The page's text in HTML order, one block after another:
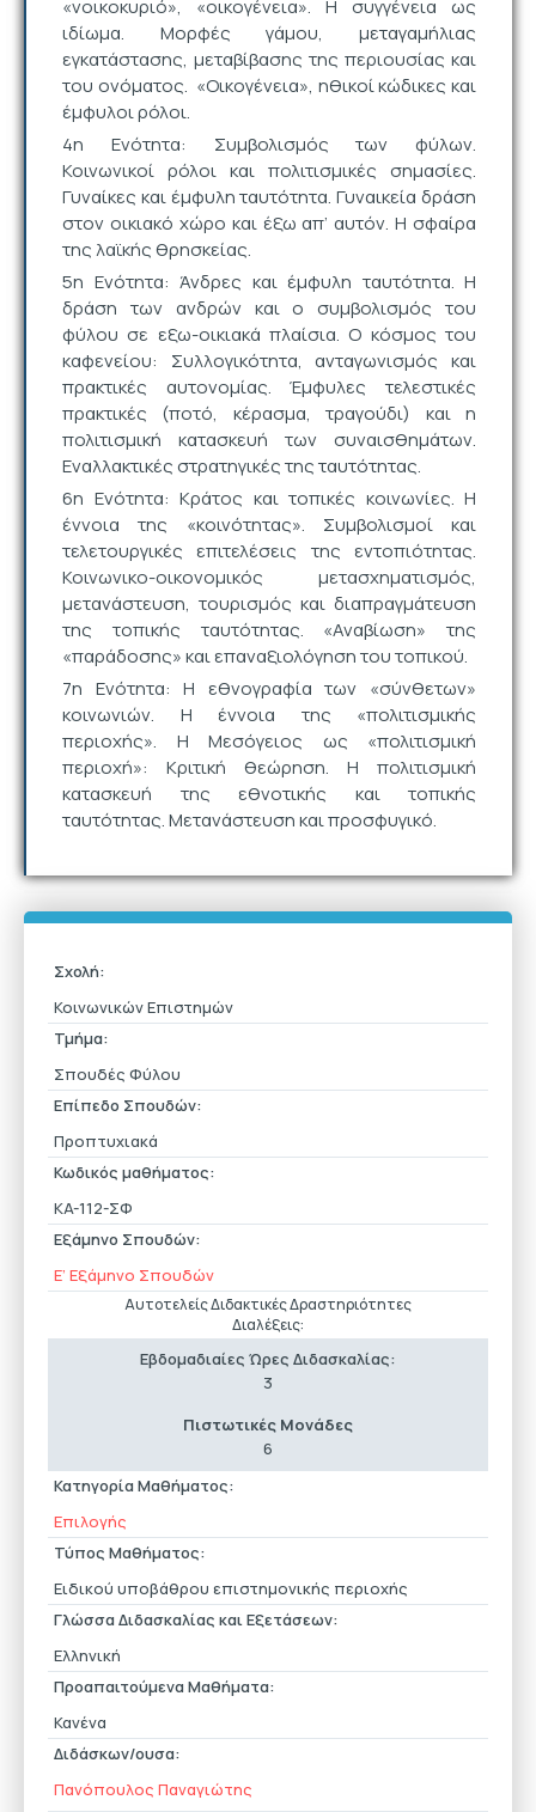
«νοικοκυριό», «οικογένεια». Η συγγένεια ως
ιδίωμα. Μορφές γάμου, μεταγαμήλιας
εγκατάστασης, μεταβίβασης της περιουσίας και
του ονόματος. «Οικογένεια», ηθικοί κώδικες και
έμφυλοι ρόλοι.
4η Ενότητα: Συμβολισμός των φύλων.
Κοινωνικοί ρόλοι και πολιτισμικές σημασίες.
Γυναίκες και έμφυλη ταυτότητα. Γυναικεία δράση
στον οικιακό χώρο και έξω απ’ αυτόν. Η σφαίρα
της λαϊκής θρησκείας.
5η Ενότητα: Άνδρες και έμφυλη ταυτότητα. Η
δράση των ανδρών και ο συμβολισμός του
φύλου σε εξω-οικιακά πλαίσια. Ο κόσμος του
καφενείου: Συλλογικότητα, ανταγωνισμός και
πρακτικές αυτονομίας. Έμφυλες τελεστικές
πρακτικές (ποτό, κέρασμα, τραγούδι) και η
πολιτισμική κατασκευή των συναισθημάτων.
Εναλλακτικές στρατηγικές της ταυτότητας.
6η Ενότητα: Κράτος και τοπικές κοινωνίες. Η
έννοια της «κοινότητας». Συμβολισμοί και
τελετουργικές επιτελέσεις της εντοπιότητας.
Κοινωνικο-οικονομικός μετασχηματισμός,
μετανάστευση, τουρισμός και διαπραγμάτευση
της τοπικής ταυτότητας. «Αναβίωση» της
«παράδοσης» και επαναξιολόγηση του τοπικού.
7η Ενότητα: Η εθνογραφία των «σύνθετων»
κοινωνιών. Η έννοια της «πολιτισμικής
περιοχής». Η Μεσόγειος ως «πολιτισμική
περιοχή»: Κριτική θεώρηση. Η πολιτισμική
κατασκευή της εθνοτικής και τοπικής
ταυτότητας. Μετανάστευση και προσφυγικό.
Σχολή:
Κοινωνικών Επιστημών
Τμήμα:
Σπουδές Φύλου
Επίπεδο Σπουδών:
Προπτυχιακά
Κωδικός μαθήματος:
KA-112-ΣΦ
Εξάμηνο Σπουδών:
Ε’ Εξάμηνο Σπουδών
Αυτοτελείς Διδακτικές Δραστηριότητες
Διαλέξεις:
Εβδομαδιαίες Ώρες Διδασκαλίας:
3
Πιστωτικές Μονάδες
6
Κατηγορία Μαθήματος:
Επιλογής
Τύπος Μαθήματος:
Ειδικού υποβάθρου επιστημονικής περιοχής
Γλώσσα Διδασκαλίας και Εξετάσεων:
Ελληνική
Προαπαιτούμενα Μαθήματα:
Κανένα
Διδάσκων/ουσα:
Πανόπουλος Παναγιώτης